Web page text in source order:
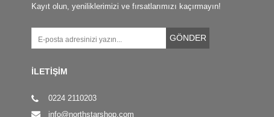
Kayıt olun, yeniliklerimizi ve fırsatlarımızı kaçırmayın!
GÖNDER
İLETİŞİM
0224 2110203
info@northstarshop.com